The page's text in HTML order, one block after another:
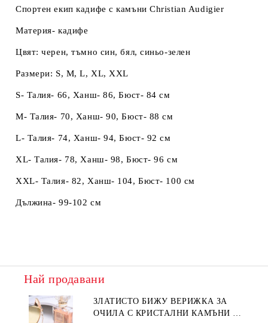
Спортен екип кадифе с камъни Christian Audigier
Материя- кадифе
Цвят: черен, тъмно син, бял, синьо-зелен
Размери: S, M, L, XL, XXL
S- Талия- 66, Ханш- 86, Бюст- 84 см
M- Талия- 70, Ханш- 90, Бюст- 88 см
L- Талия- 74, Ханш- 94, Бюст- 92 см
XL- Талия- 78, Ханш- 98, Бюст- 96 см
XXL- Талия- 82, Ханш- 104, Бюст- 100 см
Дължина- 99-102 см
Най продавани
ЗЛАТИСТО БИЖУ ВЕРИЖКА ЗА
ОЧИЛА С КРИСТАЛНИ КАМЪНИ И